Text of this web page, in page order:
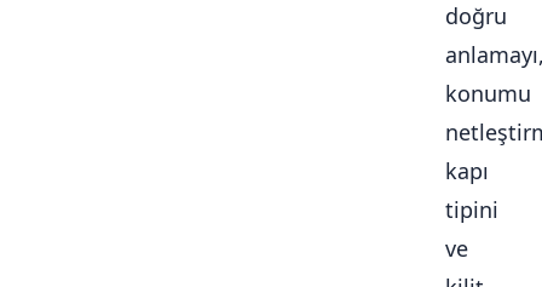
doğru
konumu
kapı
tipini
ve